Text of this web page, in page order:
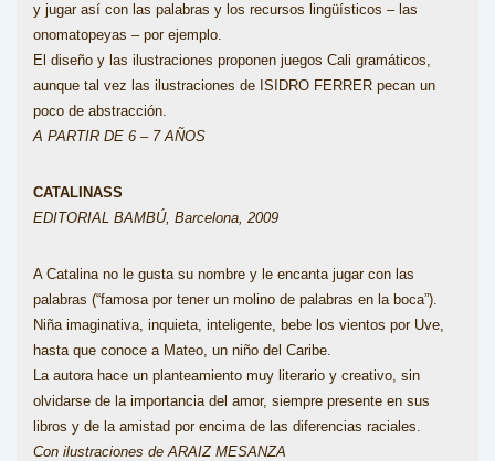
y jugar así con las palabras y los recursos lingüísticos – las
onomatopeyas – por ejemplo.
El diseño y las ilustraciones proponen juegos Cali gramáticos,
aunque tal vez las ilustraciones de ISIDRO FERRER pecan un
poco de abstracción.
A PARTIR DE 6 – 7 AÑOS
CATALINASS
EDITORIAL BAMBÚ, Barcelona, 2009
A Catalina no le gusta su nombre y le encanta jugar con las
palabras (“famosa por tener un molino de palabras en la boca”).
Niña imaginativa, inquieta, inteligente, bebe los vientos por Uve,
hasta que conoce a Mateo, un niño del Caribe.
La autora hace un planteamiento muy literario y creativo, sin
olvidarse de la importancia del amor, siempre presente en sus
libros y de la amistad por encima de las diferencias raciales.
Con ilustraciones de ARAIZ MESANZA